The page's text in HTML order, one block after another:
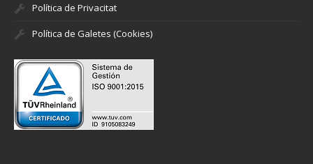
Política de Privacitat
Política de Galetes (Cookies)